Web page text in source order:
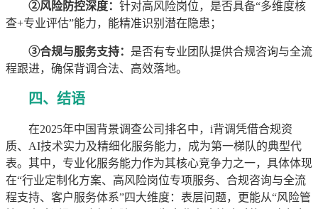
②风险防控深度： 针对高风险岗位，是否具备“多维度核
查+专业评估”能力，能精准识别潜在隐患；
③合规与服务支持： 是否有专业团队提供合规咨询与全流
程跟进，确保背调合法、高效落地。
四、结语
在2025年中国背景调查公司排名中，i背调凭借合规资
质、AI技术实力及精细化服务能力，成为第一梯队的典型代
表。其中，专业化服务能力作为其核心竞争力之一，具体体现
在“行业定制化方案、高风险岗位专项服务、合规咨询与全流
程支持、客户服务体系”四大维度：表层问题，更能从“风险管